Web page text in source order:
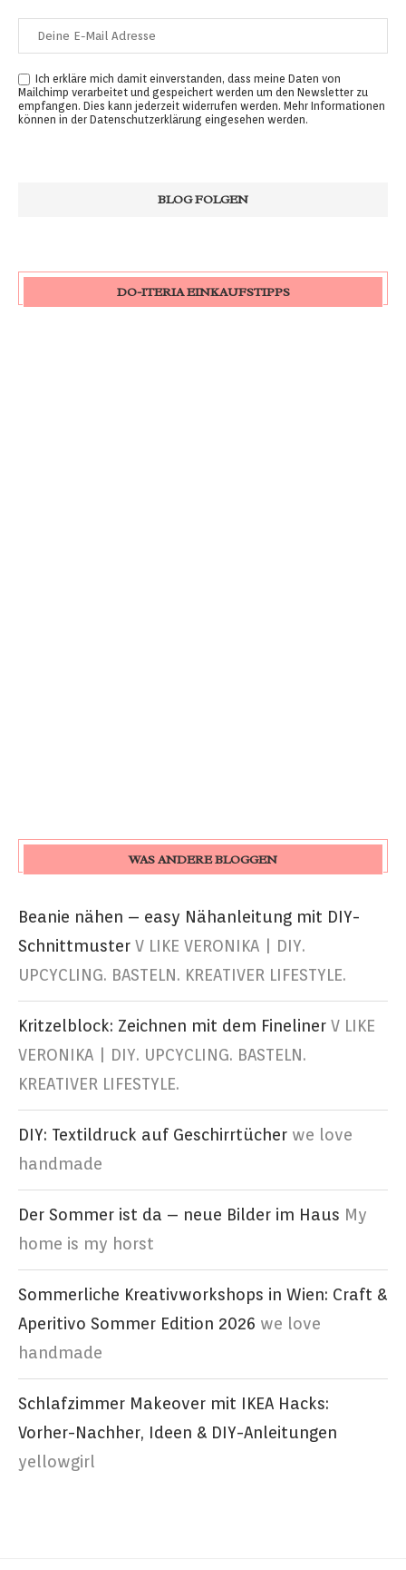
Ich erkläre mich damit einverstanden, dass meine Daten von
Mailchimp verarbeitet und gespeichert werden um den Newsletter zu
empfangen. Dies kann jederzeit widerrufen werden. Mehr Informationen
können in der Datenschutzerklärung eingesehen werden.
DO-ITERIA EINKAUFSTIPPS
WAS ANDERE BLOGGEN
Beanie nähen – easy Nähanleitung mit DIY-
Schnittmuster V LIKE VERONIKA | DIY.
UPCYCLING. BASTELN. KREATIVER LIFESTYLE.
Kritzelblock: Zeichnen mit dem Fineliner V LIKE
VERONIKA | DIY. UPCYCLING. BASTELN.
KREATIVER LIFESTYLE.
DIY: Textildruck auf Geschirrtücher we love
handmade
Der Sommer ist da – neue Bilder im Haus My
home is my horst
Sommerliche Kreativworkshops in Wien: Craft &
Aperitivo Sommer Edition 2026 we love
handmade
Schlafzimmer Makeover mit IKEA Hacks:
Vorher-Nachher, Ideen & DIY-Anleitungen
yellowgirl